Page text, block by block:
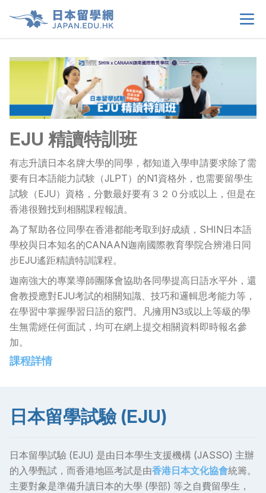
首頁
關於我們
留學選擇
學生須知 >
生活情報 >
租屋資訊 >
當地申請文件
常見問題 >
聯絡我們 >
EJU 精讀特訓班
有志升讀日本名牌大學的同學，都知道入學申請要求除了需
要有日本語能力試験（JLPT）的N1資格外，也需要留學生
試験（EJU）資格，分數最好要有３２０分或以上，但是在
香港很難找到相關課程報讀。
為了幫助各位同學在香港都能考取到好成績，SHIN日本語
學校與日本知名的CANAAN迦南國際教育學院合辨港日同
步EJU遙距精讀特訓課程。
迦南強大的專業導師團隊會協助各同學提高日語水平外，還
會教授應對EJU考試的相關知識、技巧和邏輯思考能力等，
在學習中掌握學習日語的竅門。凡擁用N3或以上等級的學
生無需經任何面試，均可在網上提交相關資料即時報名參
加。
課程詳情
日本留學試驗 (EJU)
日本留學試驗 (EJU) 是由日本學生支援機構 (JASSO) 主辦
的入學甄試，而香港地區考試是由香港日本文化協會統籌。
主要對象是準備升讀日本的大學 (學部) 等之自費留學生，